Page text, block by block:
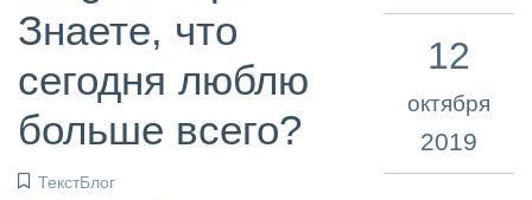
Знаете, что
сегодня люблю
больше всего?
ТекстБлог
12
октября
2019